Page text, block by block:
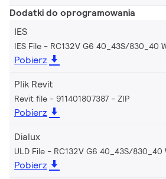
Dodatki do oprogramowania
IES
IES File - RC132V G6 40_43S/830_40
Pobierz
Plik Revit
Revit file - 911401807387 ZIP
Pobierz
Dialux
ULD File - RC132V G6 40_43S/830_40
Pobierz